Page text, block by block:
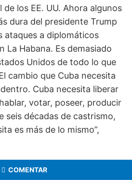
los EE. UU. Ahora algunos
dura del presidente Trump
ataques a diplomáticos
La Habana. Es demasiado
Unidos de todo lo que
cambio que Cuba necesita
Cuba necesita liberar
votar, poseer, producir
seis décadas de castrismo,
es más de lo mismo”,
COMENTAR